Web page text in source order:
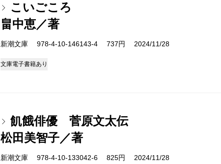
こいごころ
畠中恵／著
新潮文庫 978-4-10-146143-4 737円 2024/11/28
文庫電子書籍あり
飢餓俳優 菅原文太伝
松田美智子／著
新潮文庫 978-4-10-133042-6 825円 2024/11/28